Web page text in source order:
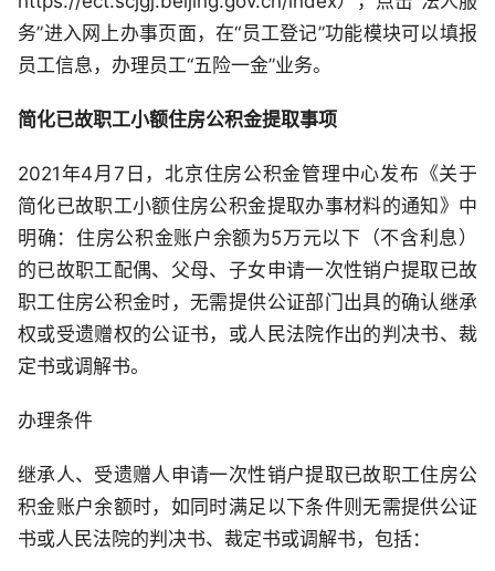
务”进入网上办事页面，在“员工登记”功能模块可以填报
员工信息，办理员工“五险一金”业务。
简化已故职工小额住房公积金提取事项
2021年4月7日，北京住房公积金管理中心发布《关于
简化已故职工小额住房公积金提取办事材料的通知》中
明确：住房公积金账户余额为5万元以下（不含利息）
的已故职工配偶、父母、子女申请一次性销户提取已故
职工住房公积金时，无需提供公证部门出具的确认继承
权或受遗赠权的公证书，或人民法院作出的判决书、裁
定书或调解书。
办理条件
继承人、受遗赠人申请一次性销户提取已故职工住房公
积金账户余额时，如同时满足以下条件则无需提供公证
书或人民法院的判决书、裁定书或调解书，包括：